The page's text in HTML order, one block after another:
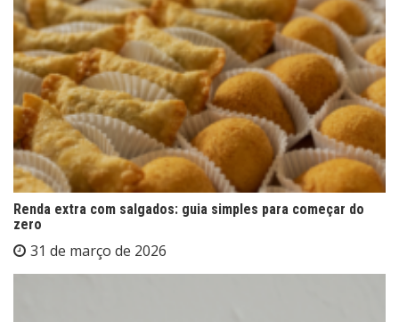
Renda extra com salgados: guia simples para começar do
zero
31 de março de 2026